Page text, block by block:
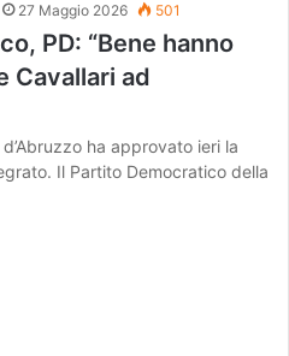
27 Maggio 2026 501
PD: “Bene hanno
Cavallari ad
ha approvato ieri la
Il Partito Democratico della